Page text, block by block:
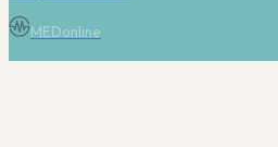
MEDonline